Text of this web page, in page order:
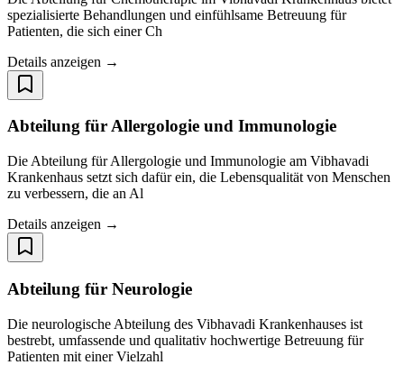
spezialisierte Behandlungen und einfühlsame Betreuung für
Patienten, die sich einer Ch
Details anzeigen →
Abteilung für Allergologie und Immunologie
Die Abteilung für Allergologie und Immunologie am Vibhavadi
Krankenhaus setzt sich dafür ein, die Lebensqualität von Menschen
zu verbessern, die an Al
Details anzeigen →
Abteilung für Neurologie
Die neurologische Abteilung des Vibhavadi Krankenhauses ist
bestrebt, umfassende und qualitativ hochwertige Betreuung für
Patienten mit einer Vielzahl